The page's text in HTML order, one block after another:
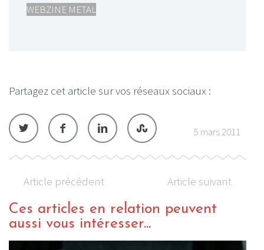
WEBZINE METAL
Partagez cet article sur vos réseaux sociaux :
5 mars 2011
Article précédent Article suivant
Ces articles en relation peuvent
aussi vous intéresser...